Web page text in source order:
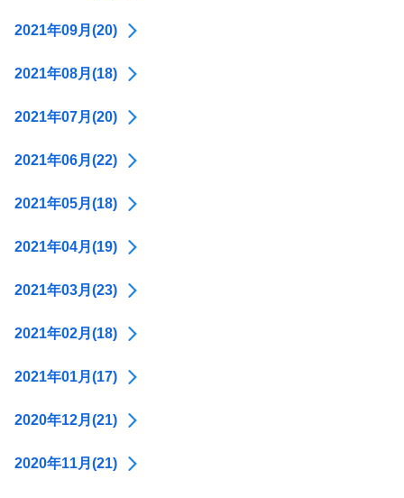
2021年09月(20)
2021年08月(18)
2021年07月(20)
2021年06月(22)
2021年05月(18)
2021年04月(19)
2021年03月(23)
2021年02月(18)
2021年01月(17)
2020年12月(21)
2020年11月(21)